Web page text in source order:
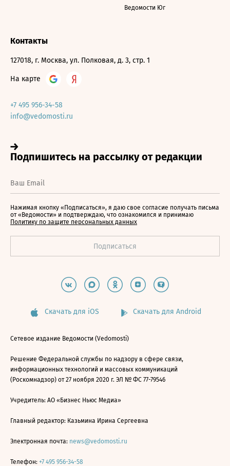
Ведомости Юг
Контакты
127018, г. Москва, ул. Полковая, д. 3, стр. 1
На карте
+7 495 956-34-58
info@vedomosti.ru
Нажимая кнопку «Подписаться», я даю свое согласие получать письма
от «Ведомости» и подтверждаю, что ознакомился и принимаю
Политику по защите персональных данных
Скачать для iOS Скачать для Android
Сетевое издание Ведомости (Vedomosti)
Решение Федеральной службы по надзору в сфере связи,
информационных технологий и массовых коммуникаций
(Роскомнадзор) от 27 ноября 2020 г. ЭЛ № ФС 77-79546
Учредитель: АО «Бизнес Ньюс Медиа»
Главный редактор: Казьмина Ирина Сергеевна
Электронная почта: news@vedomosti.ru
Телефон: +7 495 956-34-58